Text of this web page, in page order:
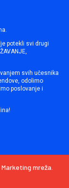
potekli svi drugi
svih učesnika
odolimo
poslovanje i
mreža.